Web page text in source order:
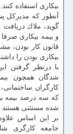
بیكاری استفاده كنند.
آنطور كه مدیركل
گوید، ملاك
و بیمه بیكاری
قانون كار بودن،
بیكاری بودن را
با درنظر گرفتن
شدگان همچون
كارگران ساختمانی،
كه سه درصد بیمه
شده مستثنی هستند
بر این اساس
جامعه كارگری